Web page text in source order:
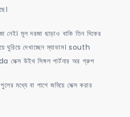
নেই। মূল দরজা ছাড়াও বাকি তিন দিকের
ঘুরিয়ে দেখাচ্ছেন ম্যাডাম। south
উইথ সিঙ্গল পার্টনার অর গ্রুপ
মধ্যে বা পাশে জমিয়ে সেক্স করার